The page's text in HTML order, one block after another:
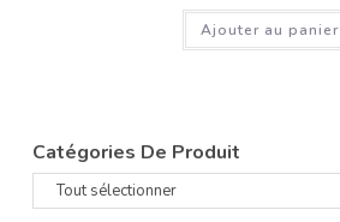
Ajouter au panier
Catégories De Produit